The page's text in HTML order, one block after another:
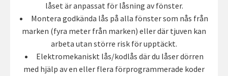
låset är anpassat för låsning av fönster.
Montera godkända lås på alla fönster som nås från
marken (fyra meter från marken) eller där tjuven kan
arbeta utan större risk för upptäckt.
Elektromekaniskt lås/kodlås där du låser dörren
med hjälp av en eller flera förprogrammerade koder